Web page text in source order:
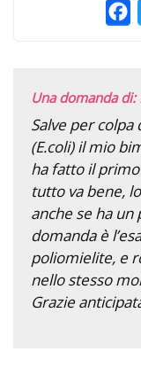
Una domanda di:
Salve per
(E.coli) il mio
ha fatto il primo
tutto va bene,
anche se ha un
domanda è
poliomielite, e
nello stesso
Grazie